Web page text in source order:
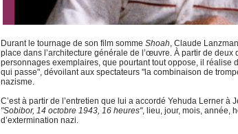
Durant le tournage de son film somme Shoah, Claude
place dans l’architecture générale de l’œuvre. À partir de
personnages exemplaires, que pourtant tout oppose, il réalise
qui passe", dévoilant aux spectateurs "la combinaison de
nazisme.
C’est à partir de l’entretien que lui a accordé Yehuda Lerner
"Sobibor, 14 octobre 1943, 16 heures", lieu, jour, mois, année,
d’extermination nazi.